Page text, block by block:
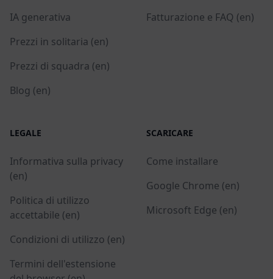
IA generativa
Prezzi in solitaria (en)
Prezzi di squadra (en)
Blog (en)
Fatturazione e FAQ (en)
LEGALE
Informativa sulla privacy
(en)
Politica di utilizzo
accettabile (en)
Condizioni di utilizzo (en)
Termini dell'estensione
SCARICARE
Come installare
Google Chrome (en)
Microsoft Edge (en)